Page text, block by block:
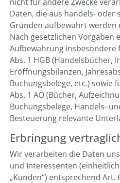
Daten, die aus handels- oder
Gründen aufbewahrt werden
Nach gesetzlichen Vorgaben
Aufbewahrung insbesondere
Abs. 1 HGB (Handelsbücher,
Eröffnungsbilanzen,
Buchungsbelege, etc.) sowie
Abs. 1 AO (Bücher,
Buchungsbelege, Handels-
Besteuerung relevante
Erbringung
Wir verarbeiten die Daten
und Interessenten
„Kunden“) entsprechend Art.